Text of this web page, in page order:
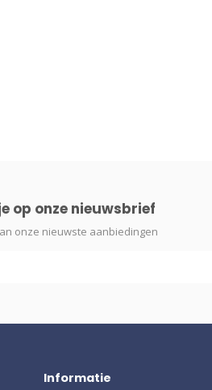
op onze nieuwsbrief
onze nieuwste aanbiedingen
Informatie